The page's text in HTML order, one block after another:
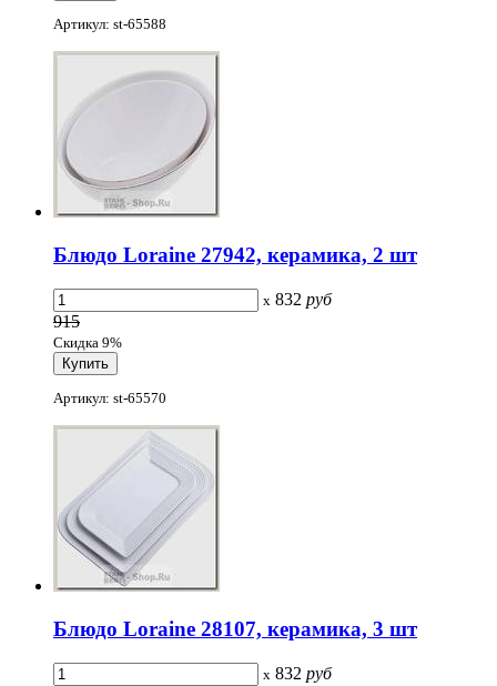
Артикул: st-65588
Блюдо Loraine 27942, керамика, 2 шт
x 832 руб
915
Скидка 9%
Артикул: st-65570
Блюдо Loraine 28107, керамика, 3 шт
x 832 руб